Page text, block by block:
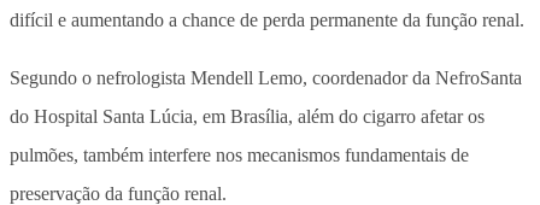
difícil e aumentando a chance de perda permanente da função renal.
Segundo o nefrologista Mendell Lemo, coordenador da NefroSanta
do Hospital Santa Lúcia, em Brasília, além do cigarro afetar os
pulmões, também interfere nos mecanismos fundamentais de
preservação da função renal.